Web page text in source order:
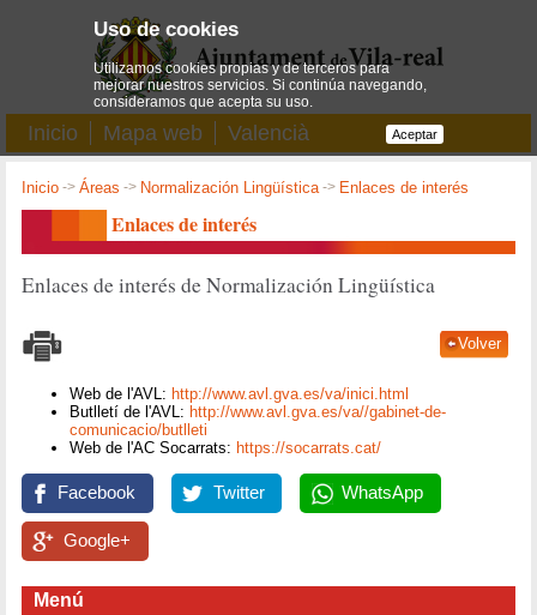
Inicio Mapa web Valencià
Inicio ->Áreas -> Normalización Lingüística-> Enlaces de interés
Enlaces de interés
Enlaces de interés de Normalización Lingüística
Volver
Web de l'AVL: http://www.avl.gva.es/va/inici.html
Butlletí de l'AVL: http://www.avl.gva.es/va//gabinet-de-
comunicacio/butlleti
Web de l'AC Socarrats: https://socarrats.cat/
Facebook Twitter WhatsApp
Google+
Menú
Uso de cookies
Utilizamos cookies propias y de terceros para
mejorar nuestros servicios. Si continúa navegando,
consideramos que acepta su uso.
Aceptar